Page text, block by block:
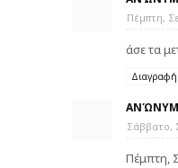
Πέμπτη,
άσε τα
Διαγραφή
Σάββατο,
Πέμπτη,